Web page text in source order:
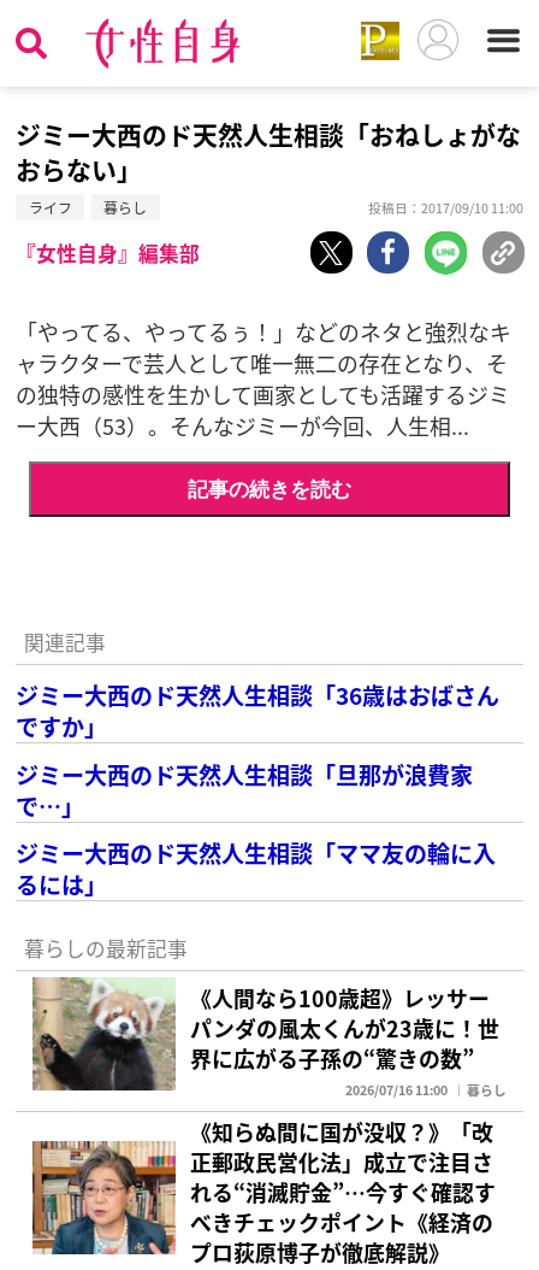
ジミー大西のド天然人生相談「おねしょがな
おらない」
ライフ 暮らし 投稿日：2017/09/10 11:00
『女性自身』編集部
「やってる、やってるぅ！」などのネタと強烈なキ
ャラクターで芸人として唯一無二の存在となり、そ
の独特の感性を生かして画家としても活躍するジミ
ー大西（53）。そんなジミーが今回、人生相...
記事の続きを読む
関連記事
ジミー大西のド天然人生相談「36歳はおばさん
ですか」
ジミー大西のド天然人生相談「旦那が浪費家
で…」
ジミー大西のド天然人生相談「ママ友の輪に入
るには」
暮らしの最新記事
《人間なら100歳超》レッサー
パンダの風太くんが23歳に！世
界に広がる子孫の“驚きの数”
2026/07/16 11:00 暮らし
《知らぬ間に国が没収？》「改
正郵政民営化法」成立で注目さ
れる“消滅貯金”…今すぐ確認す
べきチェックポイント《経済の
プロ荻原博子が徹底解説》